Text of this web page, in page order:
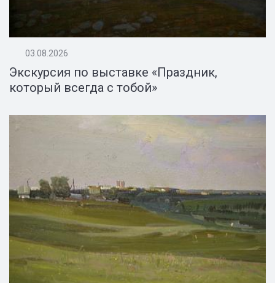
03.08.2026
Экскурсия по выставке «Праздник,
который всегда с тобой»